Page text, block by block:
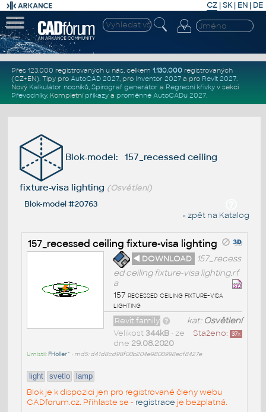
CZ | SK| EN | DE
Přes 123.000 registrovaných u nás, celkem 1.130.000registrovaných
(CZ+EN). Tipy pro AutoCAD 2027, pro Inventor 2027a pro Revit 2027.
Nový Kalkulátor nosníků, Spirograf generátor a Regresní křivkyv sekci
Převodníky. Kompletní příkazya proměnné AutoCADu 2027.
Blok-model: 157_recessed ceiling
fixture-visa lighting (Osvětlení)
Blok-model #20763
« zpět na Katalog
157_recessed ceiling fixture-visa lighting
◄ DOWNLOAD
157_recess
ed ceiling fixture-visa lighting.rf
a
157 recessed ceiling fixture-visa
lighting
kat: Osvětlení
Revit family
Staženo: 37x
Velikost344kB• ze
dne 29.08.2020
Umístil: FHoller^ • md5: d41d8cd98f00b204e9800998ecf8427e
light svetlo lamp
Blok je k dispozici jen pro registrované členy webu
CADforum.cz. Přihlaste se - registrace je bezplatná.